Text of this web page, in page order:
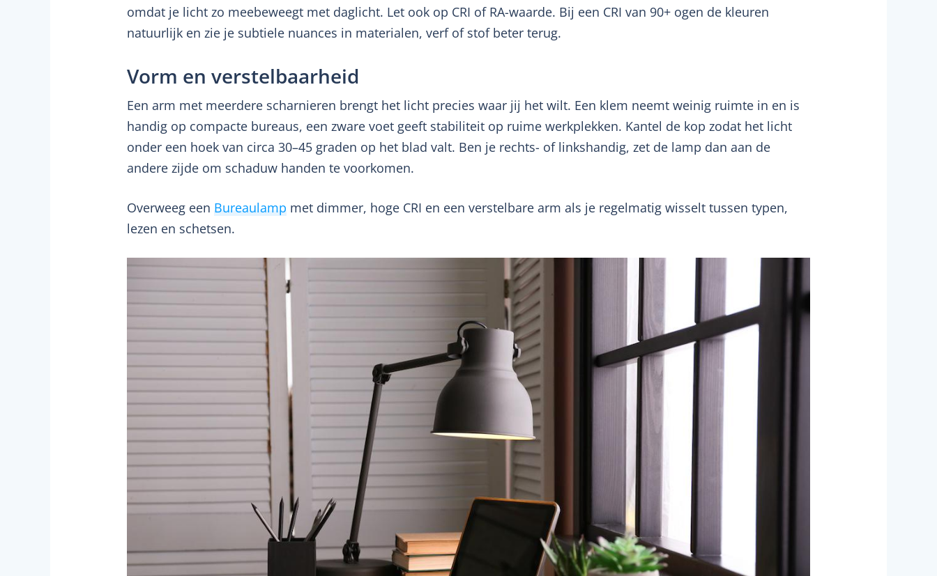
omdat je licht zo meebeweegt met daglicht. Let ook op CRI of RA-waarde. Bij een CRI van 90+ ogen de kleuren
natuurlijk en zie je subtiele nuances in materialen, verf of stof beter terug.
Vorm en verstelbaarheid
Een arm met meerdere scharnieren brengt het licht precies waar jij het wilt. Een klem neemt weinig ruimte in en is
handig op compacte bureaus, een zware voet geeft stabiliteit op ruime werkplekken. Kantel de kop zodat het licht
onder een hoek van circa 30–45 graden op het blad valt. Ben je rechts- of linkshandig, zet de lamp dan aan de
andere zijde om schaduw handen te voorkomen.
Overweeg een Bureaulamp met dimmer, hoge CRI en een verstelbare arm als je regelmatig wisselt tussen typen,
lezen en schetsen.